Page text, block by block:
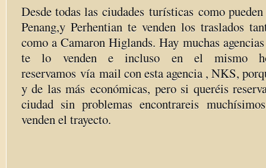
Desde todas las ciudades turísticas como
Penang,y Perhentian te venden los traslados
como a Camaron Higlands. Hay muchas
te lo venden e incluso en el mismo
reservamos vía mail con esta agencia , NKS,
y de las más económicas, pero si queréis
ciudad sin problemas encontrareis
venden el trayecto.